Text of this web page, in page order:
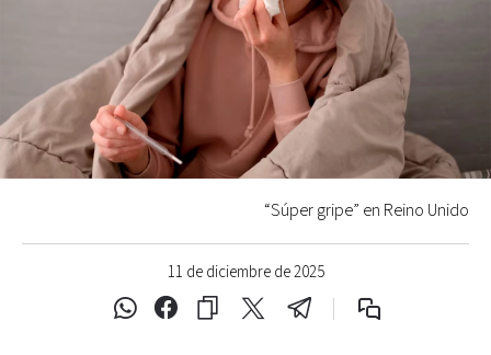
11 de diciembre de 2025
“Súper gripe” en Reino Unido